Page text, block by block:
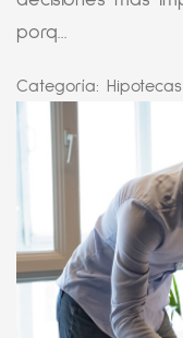
porq...
Categoría: Hipotecas